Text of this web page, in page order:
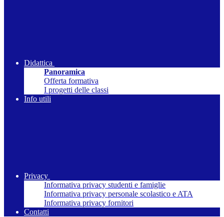
Didattica
Panoramica
Offerta formativa
I progetti delle classi
Info utili
Privacy
Informativa privacy studenti e famiglie
Informativa privacy personale scolastico e ATA
Informativa privacy fornitori
Contatti